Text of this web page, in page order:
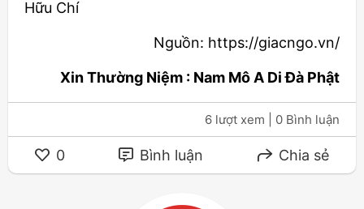
Hữu Chí
Nguồn: https://giacngo.vn/
Xin Thường Niệm : Nam Mô A Di Đà Phật
6 lượt xem | 0 Bình luận
0 Bình luận Chia sẻ